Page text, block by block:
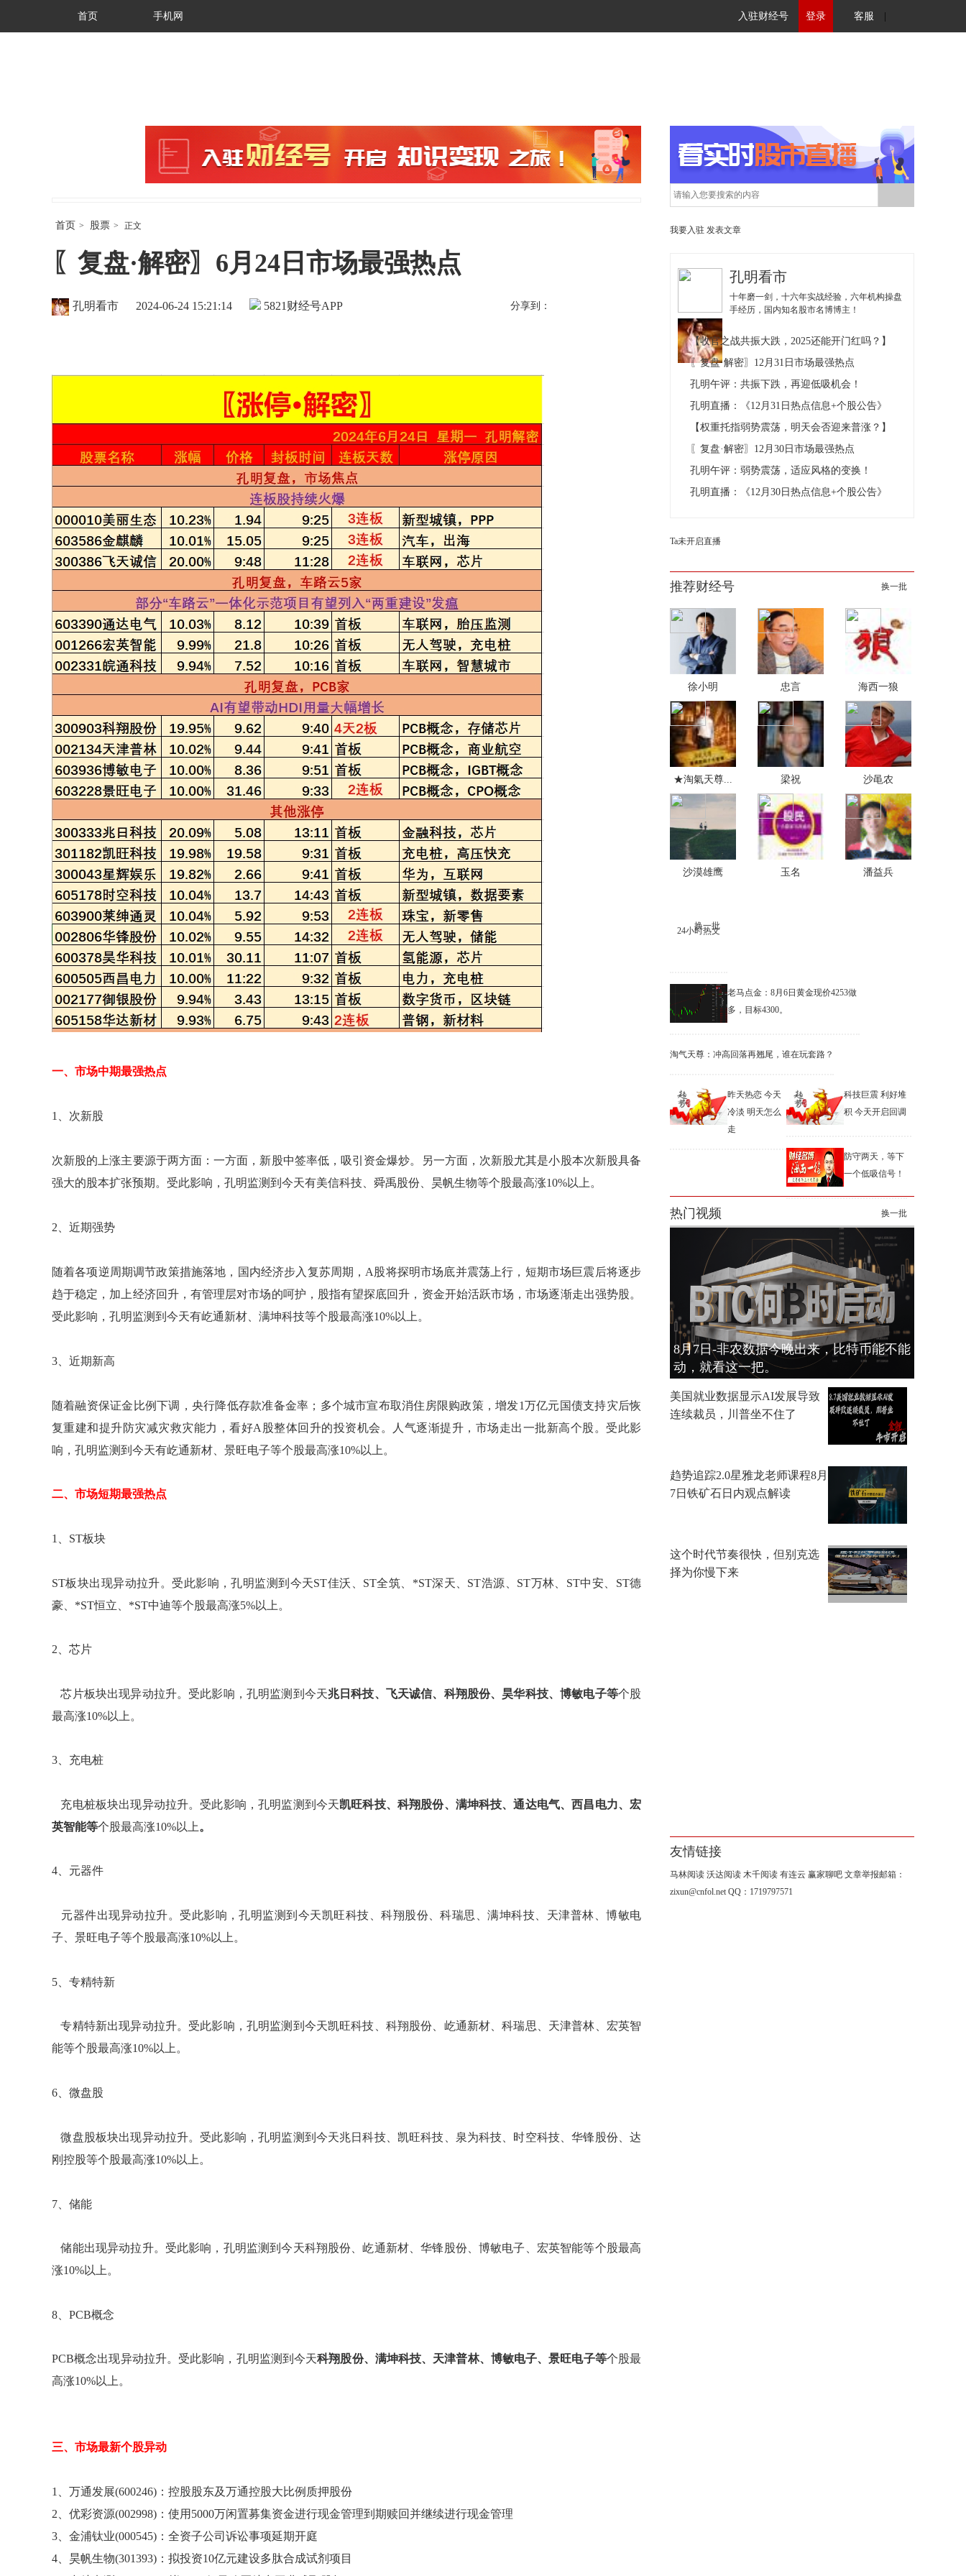
首页 手机网 入驻财经号 登录 客服
首页 > 股票 > 正文
〖复盘·解密〗6月24日市场最强热点
财经号APP
孔明看市 2024-06-24 15:21:14 5821 分享到：
一、市场中期最强热点
1、次新股
次新股的上涨主要源于两方面：一方面，新股中签率低，吸引资金爆炒。另一方面，次新股尤其是小股本次新股具备
强大的股本扩张预期。受此影响，孔明监测到今天有美信科技、舜禹股份、昊帆生物等个股最高涨10%以上。
2、近期强势
随着各项逆周期调节政策措施落地，国内经济步入复苏周期，A股将探明市场底并震荡上行，短期市场巨震后将逐步
趋于稳定，加上经济回升，有管理层对市场的呵护，股指有望探底回升，资金开始活跃市场，市场逐渐走出强势股。
受此影响，孔明监测到今天有屹通新材、满坤科技等个股最高涨10%以上。
3、近期新高
随着融资保证金比例下调，央行降低存款准备金率；多个城市宣布取消住房限购政策，增发1万亿元国债支持灾后恢
复重建和提升防灾减灾救灾能力，看好A股整体回升的投资机会。人气逐渐提升，市场走出一批新高个股。受此影
响，孔明监测到今天有屹通新材、景旺电子等个股最高涨10%以上。
二、市场短期最强热点
1、ST板块
ST板块出现异动拉升。受此影响，孔明监测到今天ST佳沃、ST全筑、*ST深天、ST浩源、ST万林、ST中安、ST德
豪、*ST恒立、*ST中迪等个股最高涨5%以上。
2、芯片
芯片板块出现异动拉升。受此影响，孔明监测到今天兆日科技、飞天诚信、科翔股份、昊华科技、博敏电子等个股
最高涨10%以上。
3、充电桩
充电桩板块出现异动拉升。受此影响，孔明监测到今天凯旺科技、科翔股份、满坤科技、通达电气、西昌电力、宏
英智能等个股最高涨10%以上。
4、元器件
元器件出现异动拉升。受此影响，孔明监测到今天凯旺科技、科翔股份、科瑞思、满坤科技、天津普林、博敏电
子、景旺电子等个股最高涨10%以上。
5、专精特新
专精特新出现异动拉升。受此影响，孔明监测到今天凯旺科技、科翔股份、屹通新材、科瑞思、天津普林、宏英智
能等个股最高涨10%以上。
6、微盘股
微盘股板块出现异动拉升。受此影响，孔明监测到今天兆日科技、凯旺科技、泉为科技、时空科技、华锋股份、达
刚控股等个股最高涨10%以上。
7、储能
储能出现异动拉升。受此影响，孔明监测到今天科翔股份、屹通新材、华锋股份、博敏电子、宏英智能等个股最高
涨10%以上。
8、PCB概念
PCB概念出现异动拉升。受此影响，孔明监测到今天科翔股份、满坤科技、天津普林、博敏电子、景旺电子等个股最
高涨10%以上。
三、市场最新个股异动
1、万通发展(600246)：控股股东及万通控股大比例质押股份
2、优彩资源(002998)：使用5000万闲置募集资金进行现金管理到期赎回并继续进行现金管理
3、金浦钛业(000545)：全资子公司诉讼事项延期开庭
4、昊帆生物(301393)：拟投资10亿元建设多肽合成试剂项目
我要入驻 发表文章
孔明看市
十年磨一剑，十六年实战经验，六年机构操盘
手经历，国内知名股市名博博主！
【收官之战共振大跌，2025还能开门红吗？】
〖复盘·解密〗12月31日市场最强热点
孔明午评：共振下跌，再迎低吸机会！
孔明直播：《12月31日热点信息+个股公告》
【权重托指弱势震荡，明天会否迎来普涨？】
〖复盘·解密〗12月30日市场最强热点
孔明午评：弱势震荡，适应风格的变换！
孔明直播：《12月30日热点信息+个股公告》
Ta未开启直播
推荐财经号 换一批
徐小明 忠言 海西一狼
★淘氣天尊... 梁祝 沙黾农
沙漠雄鹰 玉名 潘益兵
24小时热文
换一批
老马点金：8月6日黄金现价4253做
多，目标4300。
淘气天尊：冲高回落再翘尾，谁在玩套路？
昨天热恋 今天
冷淡 明天怎么
走
科技巨震 利好堆
积 今天开启回调
防守两天，等下
一个低吸信号！
热门视频 换一批
8月7日-非农数据今晚出来，比特币能不能
动，就看这一把。
美国就业数据显示AI发展导致
连续裁员，川普坐不住了
趋势追踪2.0星雅龙老师课程8月
7日铁矿石日内观点解读
这个时代节奏很快，但别克选
择为你慢下来
友情链接
马林阅读 沃达阅读 木千阅读 有连云 赢家聊吧 文章举报邮箱：
zixun@cnfol.net QQ：1719797571